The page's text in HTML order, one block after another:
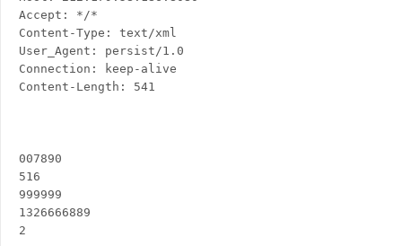
Accept: */*
Content-Type: text/xml
User_Agent: persist/1.0
Connection: keep-alive
Content-Length: 541
007890
516
999999
1326666889
2